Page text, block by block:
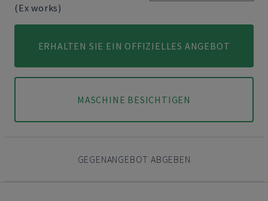
(Ex works)
ERHALTEN SIE EIN OFFIZIELLES ANGEBOT
MASCHINE BESICHTIGEN
GEGENANGEBOT ABGEBEN